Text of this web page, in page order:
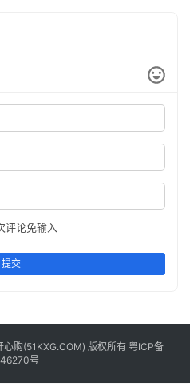
评论免输入
提交
购(51KXG.COM) 版权所有 粤ICP备
号